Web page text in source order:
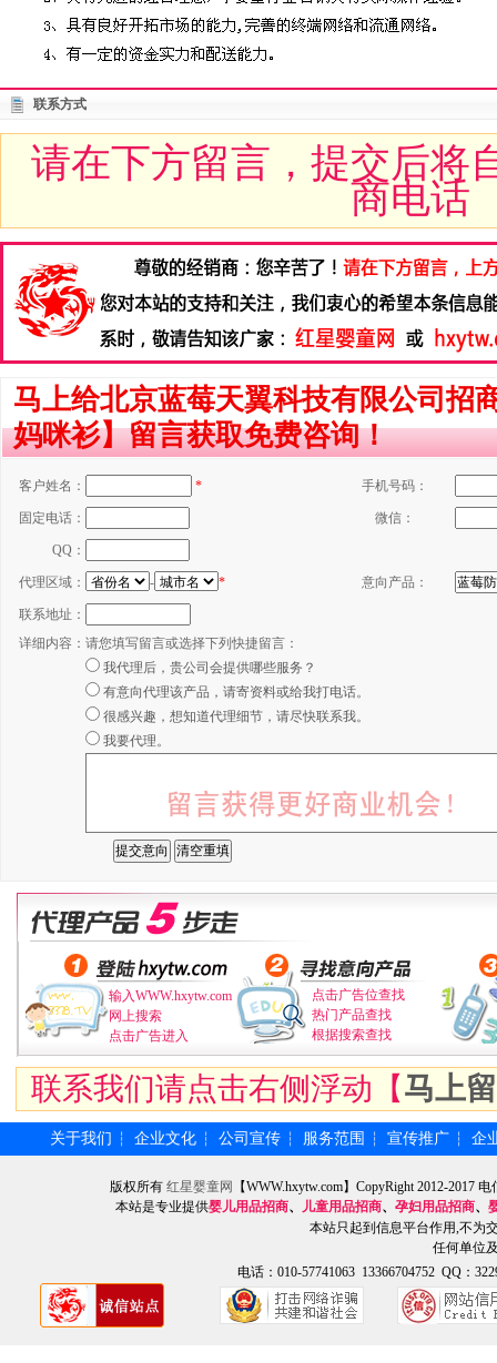
联系方式
请在下方留言，提交后将
商电话
马上给北京蓝莓天翼科技有限公司招
妈咪衫】留言获取免费咨询！
客户姓名： * 手机号码：
固定电话： 微信：
QQ：
代理区域： - * 意向产品：
联系地址：
详细内容： 请您填写留言或选择下列快捷留言：
我代理后，贵公司会提供哪些服务？
有意向代理该产品，请寄资料或给我打电话。
很感兴趣，想知道代理细节，请尽快联系我。
我要代理。
输入WWW.hxytw.com
网上搜索
点击广告进入
点击广告位查找
热门产品查找
根据搜索查找
联系我们请点击右侧浮动【马上
关于我们 ┆ 企业文化 ┆ 公司宣传 ┆ 服务范围 ┆ 宣传推广 ┆ 企
版权所有 红星婴童网
【WWW.hxytw.com】CopyRight 2012-2017
本站是专业提供婴儿用品招商、 儿童用品招商、 孕妇用品招商、
本站只起到信息平台作用,不为
任何单位
电话：010-57741063 13366704752 QQ：